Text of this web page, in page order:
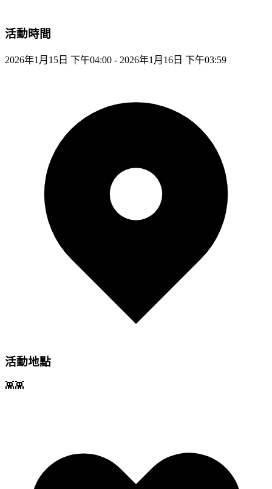
活動時間
2026年1月15日 下午04:00 - 2026年1月16日 下午03:59
活動地點
👾👾